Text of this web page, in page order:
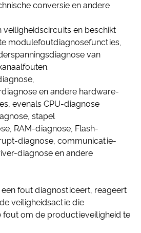
conversie en andere
en beschikt
modulefoutdiagnosefuncties,
van
en andere hardware-
evenals CPU-diagnose
stapel
RAM-diagnose, Flash-
diagnose, communicatie-
diagnose en andere
fout diagnosticeert, reageert
veiligheidsactie die
fout om de productieveiligheid te